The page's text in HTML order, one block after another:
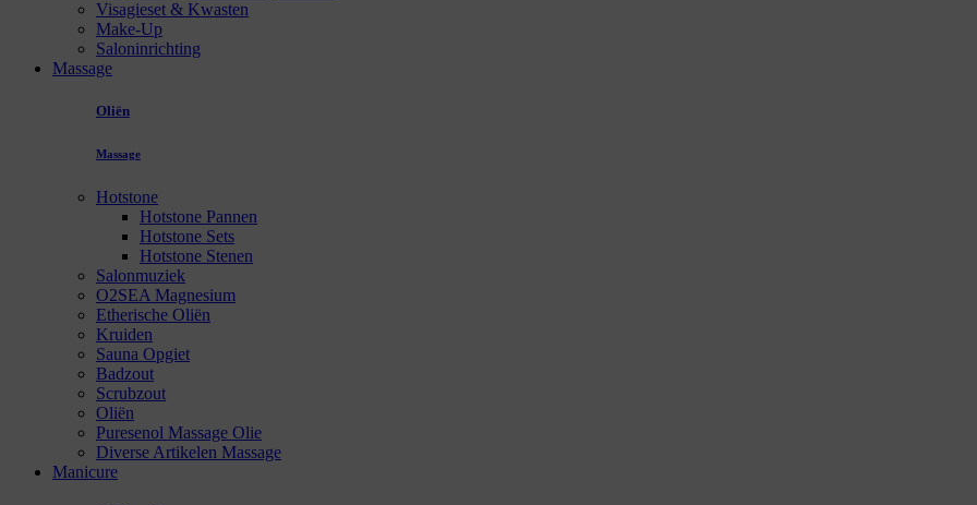
Visagieset & Kwasten
Make-Up
Saloninrichting
Massage
Oliën
Massage
Hotstone
Hotstone Pannen
Hotstone Sets
Hotstone Stenen
Salonmuziek
O2SEA Magnesium
Etherische Oliën
Kruiden
Sauna Opgiet
Badzout
Scrubzout
Oliën
Puresenol Massage Olie
Diverse Artikelen Massage
Manicure